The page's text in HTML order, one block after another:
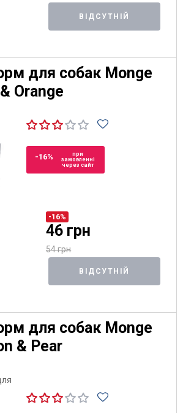
ВІДСУТНІЙ
для собак Monge
Orange
-16%
при
замовленні
через сайт
-16%
46 грн
54 грн
ВІДСУТНІЙ
для собак Monge
& Pear